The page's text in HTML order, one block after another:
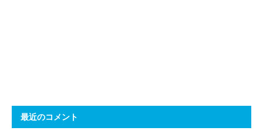
最近のコメント